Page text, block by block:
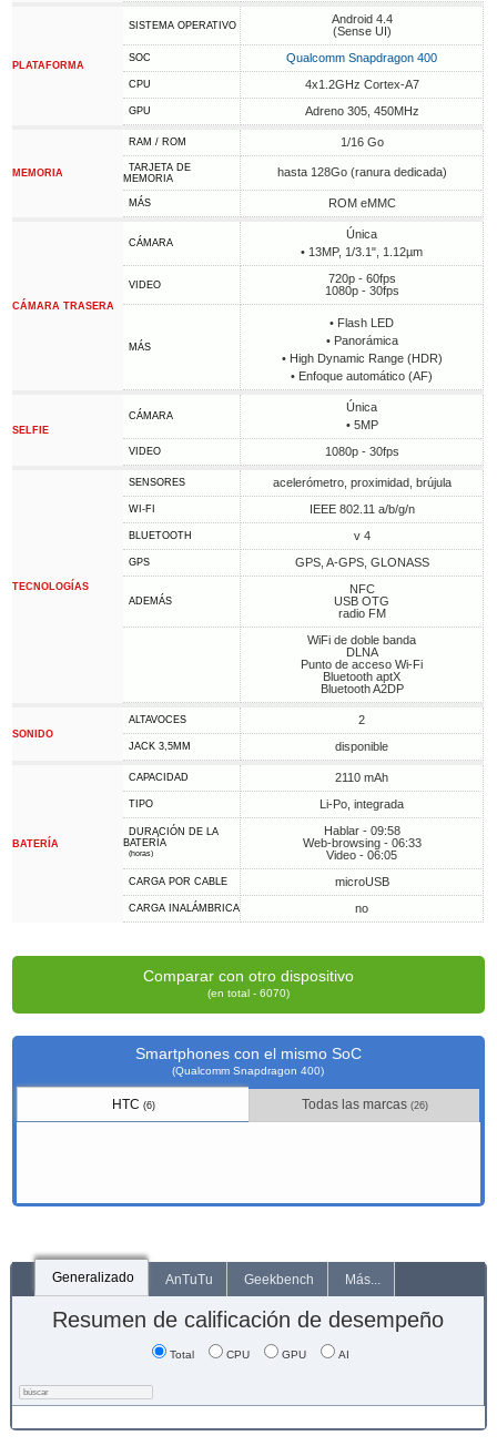
PLATAFORMA
SISTEMA OPERATIVO
Android 4.4
(Sense UI)
SOC Qualcomm Snapdragon 400
CPU 4x1.2GHz Cortex-A7
GPU Adreno 305, 450MHz
MEMORIA
RAM / ROM 1/16 Go
TARJETA DE
MEMORIA
hasta 128Go (ranura dedicada)
MÁS ROM eMMC
CÁMARA TRASERA
CÁMARA
Única
• 13MP, 1/3.1", 1.12µm
VIDEO
720p - 60fps
1080p - 30fps
MÁS
• Flash LED
• Panorámica
• High Dynamic Range (HDR)
• Enfoque automático (AF)
SELFIE
CÁMARA
Única
• 5MP
VIDEO 1080p - 30fps
TECNOLOGÍAS
SENSORES acelerómetro, proximidad, brújula
WI-FI IEEE 802.11 a/b/g/n
BLUETOOTH v 4
GPS GPS, A-GPS, GLONASS
ADEMÁS
NFC
USB OTG
radio FM
WiFi de doble banda
DLNA
Punto de acceso Wi-Fi
Bluetooth aptX
Bluetooth A2DP
SONIDO
ALTAVOCES 2
JACK 3,5MM disponible
BATERÍA
CAPACIDAD 2110 mAh
TIPO Li-Po, integrada
DURACIÓN DE LA
BATERÍA
(horas)
Hablar - 09:58
Web-browsing - 06:33
Video - 06:05
CARGA POR CABLE microUSB
CARGA INALÁMBRICA no
Comparar con otro dispositivo
(en total - 6070)
Smartphones con el mismo SoC
(Qualcomm Snapdragon 400)
HTC (6) Todas las marcas (26)
Generalizado AnTuTu Geekbench Más...
Resumen de calificación de desempeño
Total CPU GPU AI